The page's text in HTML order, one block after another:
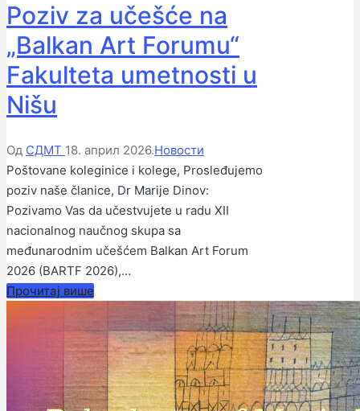
Poziv za učešće na
„Balkan Art Forumu“
Fakulteta umetnosti u
Nišu
Објављено
од
стране
Од СДМТ 18. април 2026.Објављено
у
Новости
Poštovane koleginice i kolege, Prosleđujemo
poziv naše članice, Dr Marije Dinov:
Pozivamo Vas da učestvujete u radu XII
nacionalnog naučnog skupa sa
međunarodnim učešćem Balkan Art Forum
2026 (BARTF 2026),…
Прочитај више